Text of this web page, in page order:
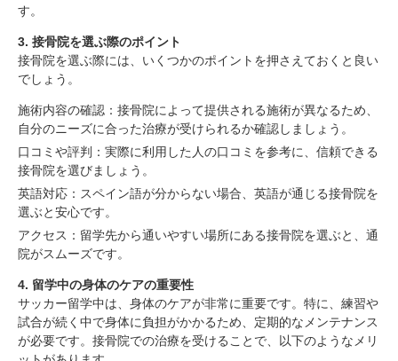
す。
3. 接骨院を選ぶ際のポイント
接骨院を選ぶ際には、いくつかのポイントを押さえておくと良い
でしょう。
施術内容の確認：接骨院によって提供される施術が異なるため、
自分のニーズに合った治療が受けられるか確認しましょう。
口コミや評判：実際に利用した人の口コミを参考に、信頼できる
接骨院を選びましょう。
英語対応：スペイン語が分からない場合、英語が通じる接骨院を
選ぶと安心です。
アクセス：留学先から通いやすい場所にある接骨院を選ぶと、通
院がスムーズです。
4. 留学中の身体のケアの重要性
サッカー留学中は、身体のケアが非常に重要です。特に、練習や
試合が続く中で身体に負担がかかるため、定期的なメンテナンス
が必要です。接骨院での治療を受けることで、以下のようなメリ
スペインでのサッカー留学における接骨院の料金目安
について
1. スペインでのサッカー留学を考えるあなたへ
2. スペインの接骨院の料金目安
3. 接骨院を選ぶ際のポイント
4. 留学中の身体のケアの重要性
5. まとめ